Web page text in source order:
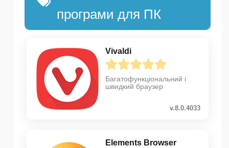
програми для ПК
Vivaldi
Багатофункціональний і
швидкий браузер
v.8.0.4033
Elements Browser